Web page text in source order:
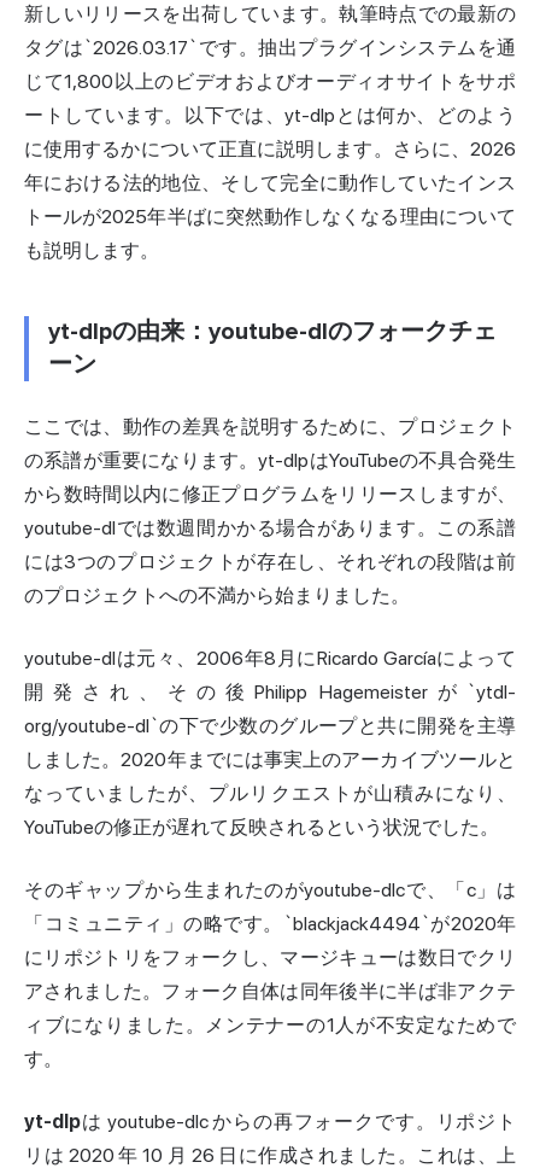
新しいリリースを出荷しています。執筆時点での最新の
タグは`2026.03.17`です。抽出プラグインシステムを通
じて1,800以上のビデオおよびオーディオサイトをサポ
ート しています。以下では、yt-dlpとは何か、どのよう
に使用するかについて正直に説明します。さらに、2026
年における法的地位、そして完全に動作していたインス
トールが2025年半ばに突然動作しなくなる理由について
も説明します。
yt-dlpの由来：youtube-dlのフォークチェ
ーン
ここでは、動作の差異を説明するために、プロジェクト
の系譜が重要になります。yt-dlpはYouTubeの不具合発生
から数時間以内に修正プログラムをリリースしますが、
youtube-dlでは数週間かかる場合があります。この系譜
には3つのプロジェクトが存在し、それぞれの段階は前
のプロジェクトへの不満から始まりました。
youtube-dlは元々、2006年8月にRicardo Garcíaによって
開発され、その後Philipp Hagemeisterが`ytdl-
org/youtube-dl`の下で少数のグループと共に開発を主導
しました。2020年までには事実上のアーカイブツールと
なっていましたが、プルリクエストが山積みになり、
YouTubeの修正が遅れて反映されるという状況でした。
そのギャップから生まれたのがyoutube-dlcで、「c」は
「コミュニティ」の略です。`blackjack4494`が2020年
にリポジトリをフォークし、マージキューは数日でクリ
アされました。フォーク自体は同年後半に半ば非アクテ
ィブになりました。メンテナーの1人が不安定なためで
す。
yt-dlpは youtube-dlc からの再フォークです。リポジト
リは 2020 年 10 月 26 日に作成されました。これは、上